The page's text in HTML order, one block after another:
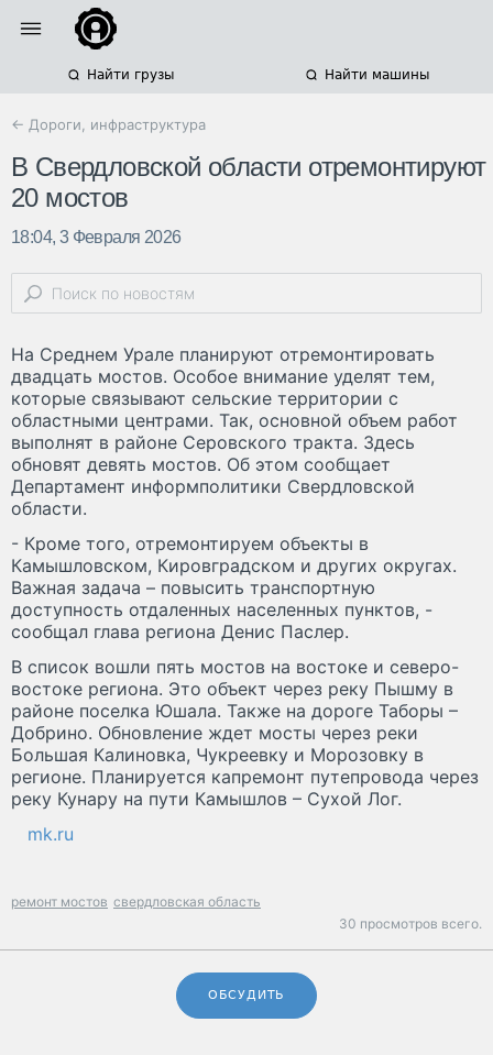
Найти грузы Найти машины
← Дороги, инфраструктура
В Свердловской области отремонтируют
20 мостов
18:04, 3 Февраля 2026
На Среднем Урале планируют отремонтировать
двадцать мостов. Особое внимание уделят тем,
которые связывают сельские территории с
областными центрами. Так, основной объем работ
выполнят в районе Серовского тракта. Здесь
обновят девять мостов. Об этом сообщает
Департамент информполитики Свердловской
области.
- Кроме того, отремонтируем объекты в
Камышловском, Кировградском и других округах.
Важная задача – повысить транспортную
доступность отдаленных населенных пунктов, -
сообщал глава региона Денис Паслер.
В список вошли пять мостов на востоке и северо-
востоке региона. Это объект через реку Пышму в
районе поселка Юшала. Также на дороге Таборы –
Добрино. Обновление ждет мосты через реки
Большая Калиновка, Чукреевку и Морозовку в
регионе. Планируется капремонт путепровода через
реку Кунару на пути Камышлов – Сухой Лог.
mk.ru
ремонт мостов свердловская область
30 просмотров всего.
ОБСУДИТЬ